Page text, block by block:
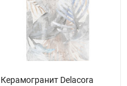
Керамогранит Delacora